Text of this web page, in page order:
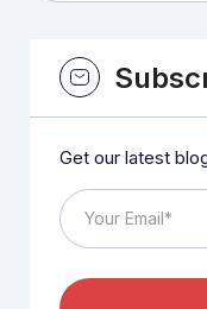
Get our latest